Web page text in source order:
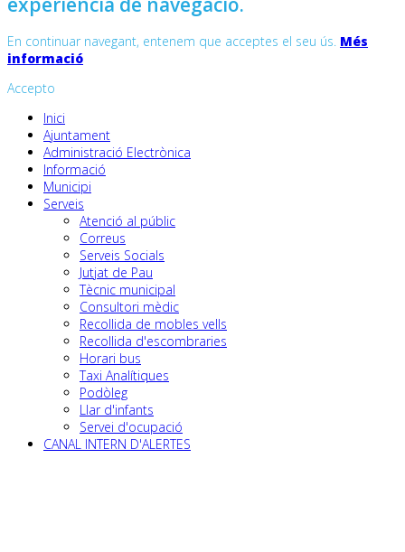
En continuar navegant, entenem que acceptes el seu ús. Més
informació
Accepto
Inici
Ajuntament
Administració Electrònica
Informació
Municipi
Serveis
Atenció al públic
Correus
Serveis Socials
Jutjat de Pau
Tècnic municipal
Consultori mèdic
Recollida de mobles vells
Recollida d'escombraries
Horari bus
Taxi Analítiques
Podòleg
Llar d'infants
Servei d'ocupació
CANAL INTERN D'ALERTES